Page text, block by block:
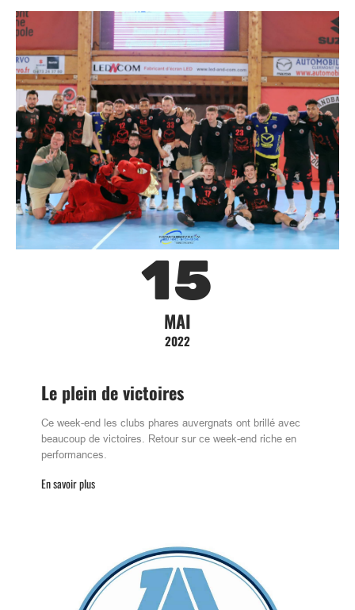
15
MAI
2022
Le plein de victoires
Ce week-end les clubs phares auvergnats ont brillé avec
beaucoup de victoires. Retour sur ce week-end riche en
performances.
En savoir plus